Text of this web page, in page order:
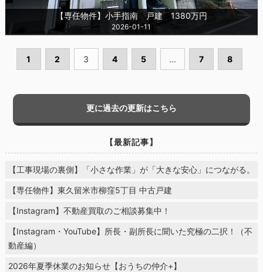
【専任物件】小手指南 戸建 1380万円
2026-01-11
1 2 3 4 5 ... 7 8
更に過去の更新はこちら
【最新記事】
【工事現場の裏側】「小さな作業」が「大きな安心」につながる。
【専任物件】東久留米市柳窪5丁目 中古戸建
【Instagram】不動産買取のご相談募集中！
【Instagram・YouTube】所長・副所長に聞いた究極の二択！（不
動産編）
2026年夏季休業のお知らせ【おうちの仲介+】